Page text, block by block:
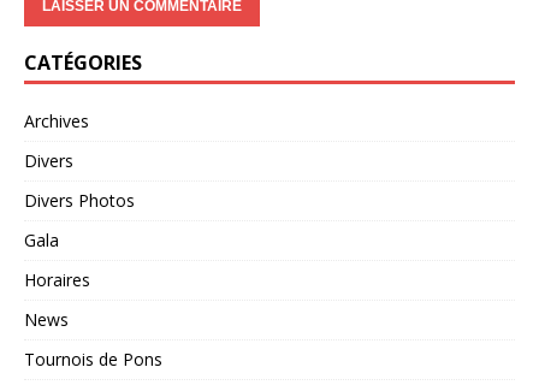
CATÉGORIES
Archives
Divers
Divers Photos
Gala
Horaires
News
Tournois de Pons